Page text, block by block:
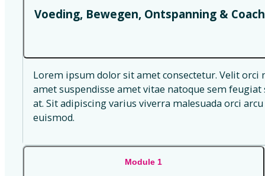
Voeding, Bewegen, Ontspanning &
Lorem ipsum dolor sit amet consectetur. Velit
amet suspendisse amet vitae natoque sem
at. Sit adipiscing varius viverra malesuada orci
euismod.
Module 1